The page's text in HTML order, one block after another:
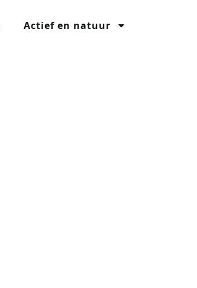
Actief en natuur